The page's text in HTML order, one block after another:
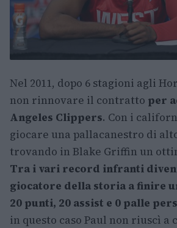
Nel 2011, dopo 6 stagioni agli
non rinnovare il contratto per
Angeles Clippers. Con i
giocare una pallacanestro di
trovando in Blake Griffin un
Tra i vari record infranti
giocatore della storia a finire
20 punti, 20 assist e 0 palle
in questo caso Paul non riuscì